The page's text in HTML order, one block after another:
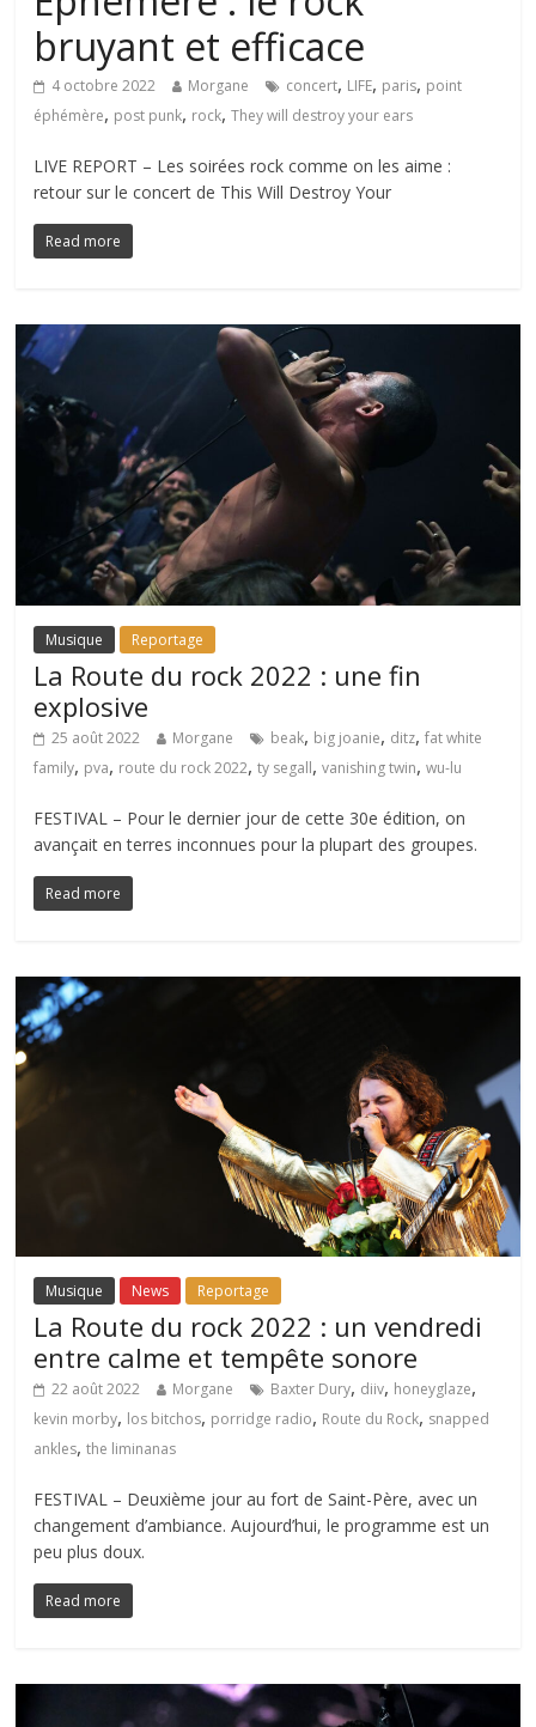
bruyant et efficace
4 octobre 2022 Morgane concert, LIFE, paris, point
éphémère, post punk, rock,They will destroy your ears
LIVE REPORT – Les soirées rock comme on les aime :
retour sur le concert de This Will Destroy Your
Read more
Musique Reportage
La Route du rock 2022 : une fin
explosive
25 août 2022 Morgane beak, big joanie, ditz,fat white
family, pva, route du rock 2022,ty segall,vanishing twin,wu-lu
FESTIVAL – Pour le dernier jour de cette 30e édition, on
avançait en terres inconnues pour la plupart des groupes.
Read more
Musique News Reportage
La Route du rock 2022 : un vendredi
entre calme et tempête sonore
22 août 2022 Morgane Baxter Dury, diiv, honeyglaze,
kevin morby, los bitchos, porridge radio, Route du Rock, snapped
ankles,the liminanas
FESTIVAL – Deuxième jour au fort de Saint-Père, avec un
changement d’ambiance. Aujourd’hui, le programme est un
peu plus doux.
Read more